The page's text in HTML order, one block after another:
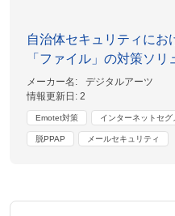
自治体セキュリティにお
「ファイル」の対策ソリ
メーカー名:
デジタルアーツ
情報更新日:2
Emotet対策 インターネットセ
脱PPAP メールセキュリティ